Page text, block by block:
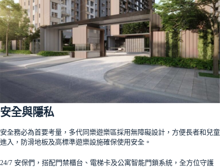
安全與隱私
安全務必為首要考量，多代同樂遊樂區採用無障礙設計，方便長者和兒童
進入，防滑地板及高標準遊樂設施確保使用安全。
24/7 安保們，搭配門禁櫃台、電梯卡及公寓智能門鎖系統，全方位守護